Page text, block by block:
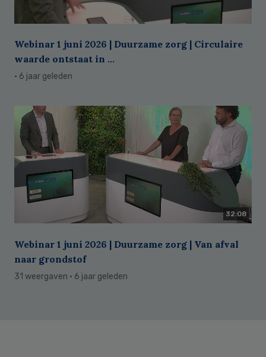
Webinar 1 juni 2026 | Duurzame zorg | Circulaire
waarde ontstaat in ...
· 6 jaar geleden
32:08
Webinar 1 juni 2026 | Duurzame zorg | Van afval
naar grondstof
31 weergaven · 6 jaar geleden